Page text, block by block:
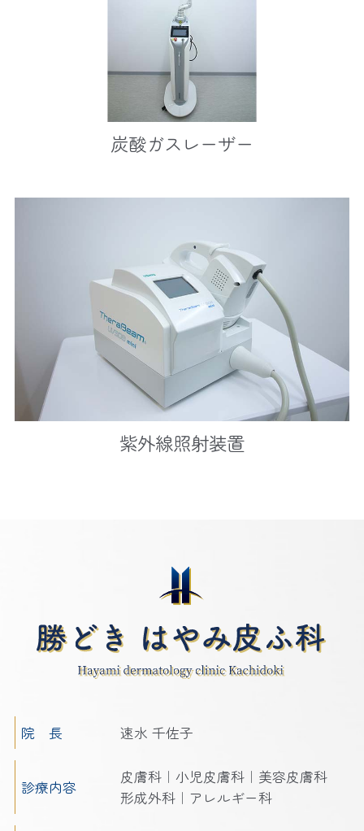
炭酸ガスレーザー
紫外線照射装置
院 長 速水 千佐子
診療内容
皮膚科｜小児皮膚科｜美容皮膚科
形成外科｜アレルギー科